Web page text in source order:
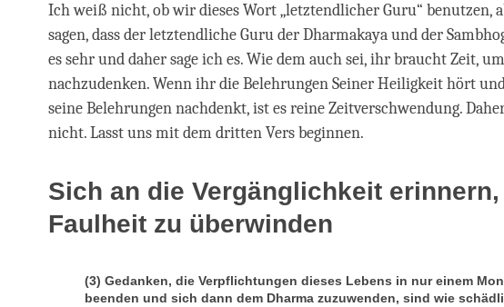
Ich weiß nicht, ob wir dieses Wort „letztendlicher Guru“ benutzen,
sagen, dass der letztendliche Guru der Dharmakaya und der
es sehr und daher sage ich es. Wie dem auch sei, ihr braucht Zeit,
nachzudenken. Wenn ihr die Belehrungen Seiner Heiligkeit hört
seine Belehrungen nachdenkt, ist es reine Zeitverschwendung.
nicht. Lasst uns mit dem dritten Vers beginnen.
Sich an die Vergänglichkeit erinnern,
Faulheit zu überwinden
(3) Gedanken, die Verpflichtungen dieses Lebens in nur einem
beenden und sich dann dem Dharma zuzuwenden, sind wie